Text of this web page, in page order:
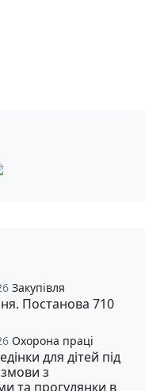
Закупівля
Постанова 710
Охорона праці
для дітей під
з
та прогулянки в